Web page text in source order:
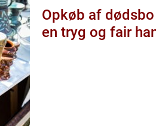
Opkøb af dødsbo sådan foregår
en tryg og fair